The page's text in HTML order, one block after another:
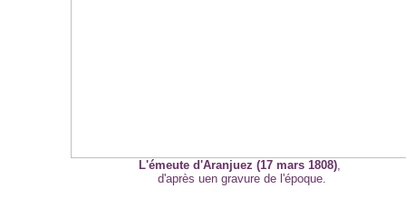
L'émeute d'Aranjuez (17 mars 1808)
d'après uen gravure de l'époque.